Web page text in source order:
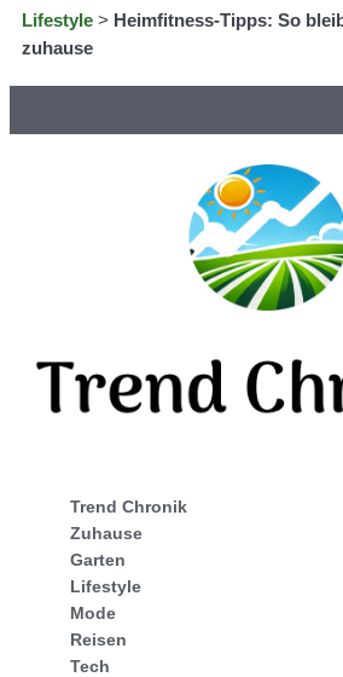
Lifestyle > Heimfitness-Tipps: So
zuhause
Trend Chronik
Zuhause
Garten
Lifestyle
Mode
Reisen
Tech